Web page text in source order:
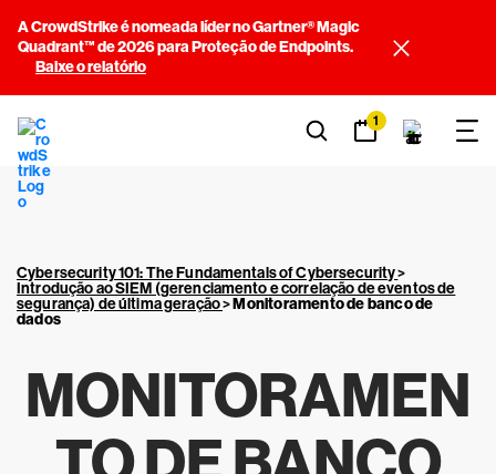
A CrowdStrike é nomeada líder no Gartner® Magic
Quadrant™ de 2026 para Proteção de Endpoints.
Baixe o relatório
1
Cybersecurity 101: The Fundamentals of Cybersecurity>
Introdução ao SIEM (gerenciamento e correlação de eventos de
segurança) de última geração>Monitoramento de banco de
dados
MONITORAMEN